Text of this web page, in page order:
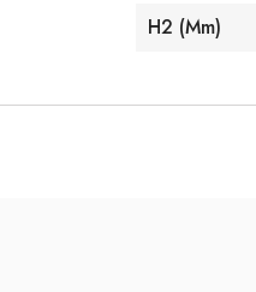
H2 (mm)